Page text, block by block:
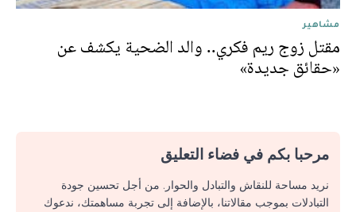
مشاهير
مقتل زوج ريم فكري.. والد الضحية يكشف عن
«حقائق جديدة»
مرحبا بكم في فضاء التعليق
نريد مساحة للنقاش والتبادل والحوار. من أجل تحسين جودة
التبادلات بموجب مقالاتنا، بالإضافة إلى تجربة مساهمتك، ندعوك